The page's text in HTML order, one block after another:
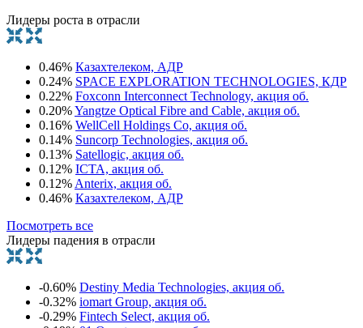
Лидеры роста в отрасли
0.46% Казахтелеком, АДР
0.24% SPACE EXPLORATION TECHNOLOGIES, КДР
0.22% Foxconn Interconnect Technology, акция об.
0.20%Yangtze Optical Fibre and Cable, акция об.
0.16% WellCell Holdings Co, акция об.
0.14% Suncorp Technologies, акция об.
0.13% Satellogic, акция об.
0.12% ICTA, акция об.
0.12% Anterix, акция об.
0.46% Казахтелеком, АДР
Посмотреть все
Лидеры падения в отрасли
-0.60% Destiny Media Technologies, акция об.
-0.32% iomart Group, акция об.
-0.29% Fintech Select, акция об.